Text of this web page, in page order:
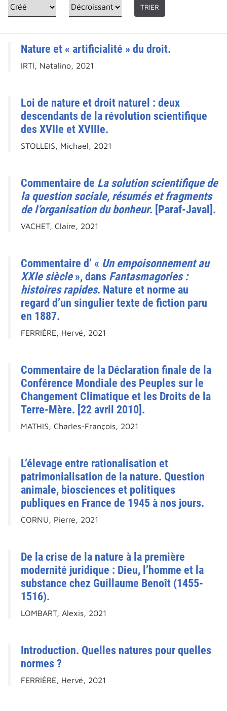
TRIER
Nature et « artificialité » du droit.
IRTI, Natalino, 2021
Loi de nature et droit naturel : deux
descendants de la révolution scientifique
des XVIIe et XVIIIe.
STOLLEIS, Michael, 2021
Commentaire de La solution scientifique de
la question sociale, résumés et fragments
de l’organisation du bonheur. [Paraf-Javal].
VACHET, Claire, 2021
Commentaire d’ « Un empoisonnement au
XXIe siècle», dans Fantasmagories :
histoires rapides. Nature et norme au
regard d’un singulier texte de fiction paru
en 1887.
FERRIÈRE, Hervé, 2021
Commentaire de la Déclaration finale de la
Conférence Mondiale des Peuples sur le
Changement Climatique et les Droits de la
Terre-Mère. [22 avril 2010].
MATHIS, Charles-François, 2021
L’élevage entre rationalisation et
patrimonialisation de la nature. Question
animale, biosciences et politiques
publiques en France de 1945 à nos jours.
CORNU, Pierre, 2021
De la crise de la nature à la première
modernité juridique : Dieu, l’homme et la
substance chez Guillaume Benoît (1455-
1516).
LOMBART, Alexis, 2021
Introduction. Quelles natures pour quelles
normes ?
FERRIÈRE, Hervé, 2021